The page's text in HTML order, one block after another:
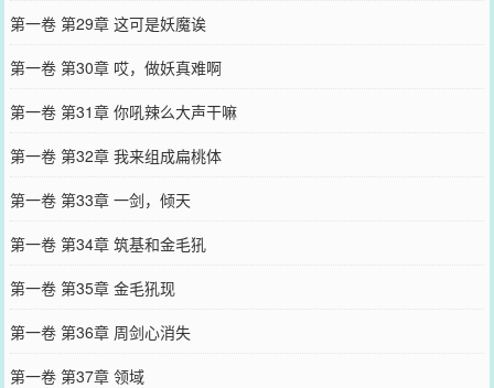
第一卷 第29章 这可是妖魔诶
第一卷 第30章 哎，做妖真难啊
第一卷 第31章 你吼辣么大声干嘛
第一卷 第32章 我来组成扁桃体
第一卷 第33章 一剑，倾天
第一卷 第34章 筑基和金毛犼
第一卷 第35章 金毛犼现
第一卷 第36章 周剑心消失
第一卷 第37章 领域